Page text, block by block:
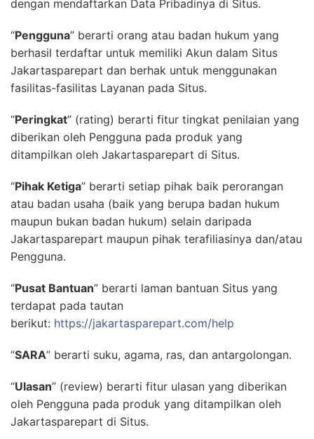
dengan mendaftarkan Data Pribadinya di Situs.
“Pengguna” berarti orang atau badan hukum yang
berhasil terdaftar untuk memiliki Akun dalam Situs
Jakartasparepart dan berhak untuk menggunakan
fasilitas-fasilitas Layanan pada Situs.
“Peringkat” (rating) berarti fitur tingkat penilaian yang
diberikan oleh Pengguna pada produk yang
ditampilkan oleh Jakartasparepart di Situs.
“Pihak Ketiga” berarti setiap pihak baik perorangan
atau badan usaha (baik yang berupa badan hukum
maupun bukan badan hukum) selain daripada
Jakartasparepart maupun pihak terafiliasinya dan/atau
Pengguna.
“Pusat Bantuan” berarti laman bantuan Situs yang
terdapat pada tautan
berikut: https://jakartasparepart.com/help
“SARA” berarti suku, agama, ras, dan antargolongan.
“Ulasan” (review) berarti fitur ulasan yang diberikan
oleh Pengguna pada produk yang ditampilkan oleh
Jakartasparepart di Situs.